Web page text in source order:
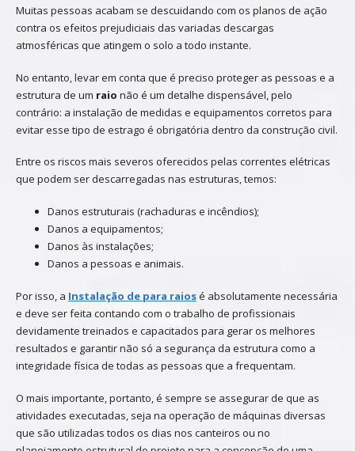
Muitas pessoas acabam se descuidando com os planos de ação
contra os efeitos prejudiciais das variadas descargas
atmosféricas que atingem o solo a todo instante.
No entanto, levar em conta que é preciso proteger as pessoas e a
estrutura de um raio não é um detalhe dispensável, pelo
contrário: a instalação de medidas e equipamentos corretos para
evitar esse tipo de estrago é obrigatória dentro da construção civil.
Entre os riscos mais severos oferecidos pelas correntes elétricas
que podem ser descarregadas nas estruturas, temos:
Danos estruturais (rachaduras e incêndios);
Danos a equipamentos;
Danos às instalações;
Danos a pessoas e animais.
Por isso, a Instalação de para raiosé absolutamente necessária
e deve ser feita contando com o trabalho de profissionais
devidamente treinados e capacitados para gerar os melhores
resultados e garantir não só a segurança da estrutura como a
integridade física de todas as pessoas que a frequentam.
O mais importante, portanto, é sempre se assegurar de que as
atividades executadas, seja na operação de máquinas diversas
que são utilizadas todos os dias nos canteiros ou no